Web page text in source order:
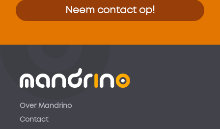
Neem contact op!
Over Mandrino
Contact